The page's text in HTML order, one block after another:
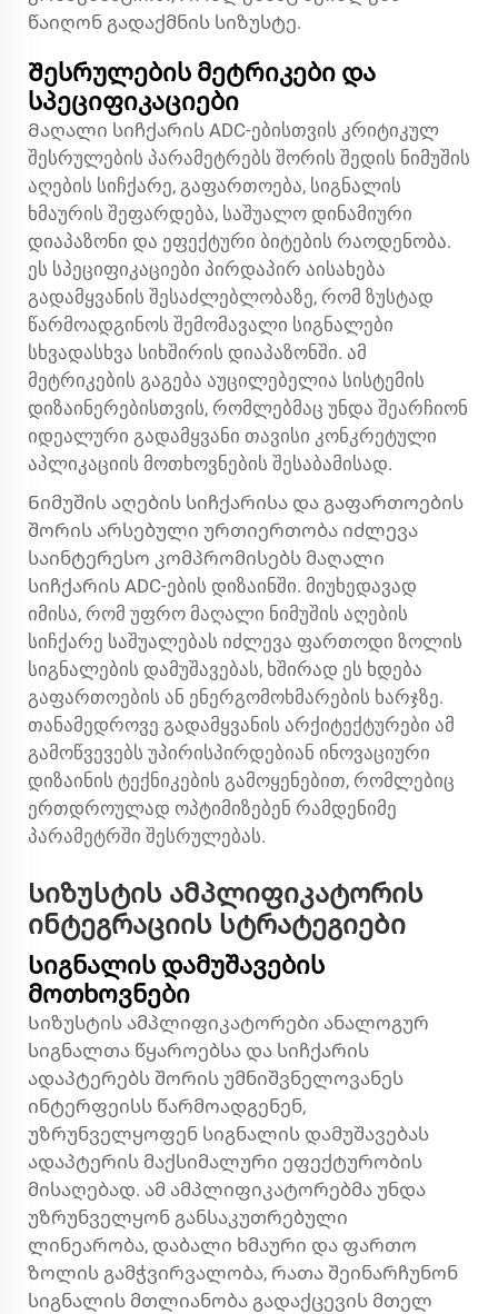
წაიღონ გადაქმნის სიზუსტე.
Შესრულების მეტრიკები და
სპეციფიკაციები
Მაღალი სიჩქარის ADC-ებისთვის კრიტიკულ
შესრულების პარამეტრებს შორის შედის ნიმუშის
აღების სიჩქარე, გაფართოება, სიგნალის
ხმაურის შეფარდება, საშუალო დინამიური
დიაპაზონი და ეფექტური ბიტების რაოდენობა.
ეს სპეციფიკაციები პირდაპირ აისახება
გადამყვანის შესაძლებლობაზე, რომ ზუსტად
წარმოადგინოს შემომავალი სიგნალები
სხვადასხვა სიხშირის დიაპაზონში. ამ
მეტრიკების გაგება აუცილებელია სისტემის
დიზაინერებისთვის, რომლებმაც უნდა შეარჩიონ
იდეალური გადამყვანი თავისი კონკრეტული
აპლიკაციის მოთხოვნების შესაბამისად.
Ნიმუშის აღების სიჩქარისა და გაფართოების
შორის არსებული ურთიერთობა იძლევა
საინტერესო კომპრომისებს მაღალი
სიჩქარის ADC-ების დიზაინში. მიუხედავად
იმისა, რომ უფრო მაღალი ნიმუშის აღების
სიჩქარე საშუალებას იძლევა ფართოდი ზოლის
სიგნალების დამუშავებას, ხშირად ეს ხდება
გაფართოების ან ენერგომოხმარების ხარჯზე.
თანამედროვე გადამყვანის არქიტექტურები ამ
გამოწვევებს უპირისპირდებიან ინოვაციური
დიზაინის ტექნიკების გამოყენებით, რომლებიც
ერთდროულად ოპტიმიზებენ რამდენიმე
პარამეტრში შესრულებას.
Სიზუსტის ამპლიფიკატორის
ინტეგრაციის სტრატეგიები
Სიგნალის დამუშავების
მოთხოვნები
Სიზუსტის ამპლიფიკატორები ანალოგურ
სიგნალთა წყაროებსა და სიჩქარის
ადაპტერებს შორის უმნიშვნელოვანეს
ინტერფეისს წარმოადგენენ,
უზრუნველყოფენ სიგნალის დამუშავებას
ადაპტერის მაქსიმალური ეფექტურობის
მისაღებად. ამ ამპლიფიკატორებმა უნდა
უზრუნველყონ განსაკუთრებული
ლინეარობა, დაბალი ხმაური და ფართო
ზოლის გამჭვირვალობა, რათა შეინარჩუნონ
სიგნალის მთლიანობა გადაქცევის მთელ